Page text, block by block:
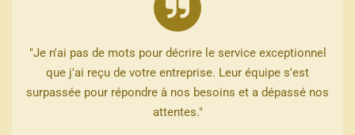
"Je n'ai pas de mots pour décrire le service exceptionnel
que j'ai reçu de votre entreprise. Leur équipe s'est
surpassée pour répondre à nos besoins et a dépassé nos
attentes."